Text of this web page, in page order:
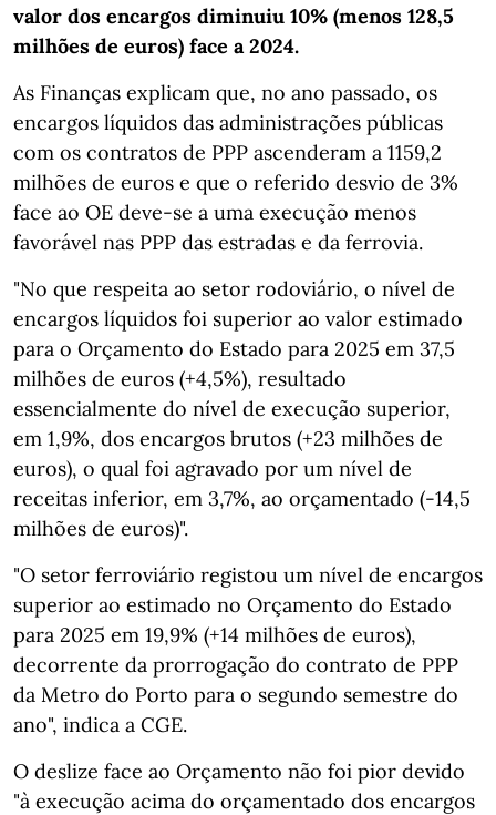
valor dos encargos diminuiu 10% (menos 128,5
milhões de euros) face a 2024.
As Finanças explicam que, no ano passado, os
encargos líquidos das administrações públicas
com os contratos de PPP ascenderam a 1159,2
milhões de euros e que o referido desvio de 3%
face ao OE deve-se a uma execução menos
favorável nas PPP das estradas e da ferrovia.
"No que respeita ao setor rodoviário, o nível de
encargos líquidos foi superior ao valor estimado
para o Orçamento do Estado para 2025 em 37,5
milhões de euros (+4,5%), resultado
essencialmente do nível de execução superior,
em 1,9%, dos encargos brutos (+23 milhões de
euros), o qual foi agravado por um nível de
receitas inferior, em 3,7%, ao orçamentado (-14,5
milhões de euros)".
"O setor ferroviário registou um nível de encargos
superior ao estimado no Orçamento do Estado
para 2025 em 19,9% (+14 milhões de euros),
decorrente da prorrogação do contrato de PPP
da Metro do Porto para o segundo semestre do
ano", indica a CGE.
O deslize face ao Orçamento não foi pior devido
"à execução acima do orçamentado dos encargos